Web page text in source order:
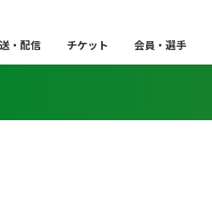
・配信 チケット 会員・選手